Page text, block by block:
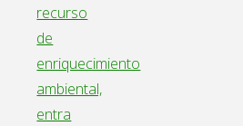
recurso
de
enriquecimiento
ambiental,
entra